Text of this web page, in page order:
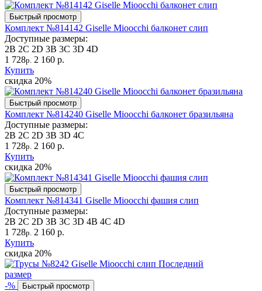
Быстрый просмотр
Комплект №814142 Giselle Mioocchi балконет слип
Доступные размеры:
2B 2C 2D 3B 3C 3D 4D
1 728р. 2 160 р.
Купить
скидка 20%
Быстрый просмотр
Комплект №814240 Giselle Mioocchi балконет бразильяна
Доступные размеры:
2B 2C 2D 3B 3D 4C
1 728р. 2 160 р.
Купить
скидка 20%
Быстрый просмотр
Комплект №814341 Giselle Mioocchi фашия слип
Доступные размеры:
2B 2C 2D 3B 3C 3D 4B 4C 4D
1 728р. 2 160 р.
Купить
скидка 20%
Последний
размер
-%
Быстрый просмотр